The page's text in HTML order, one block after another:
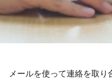
メールを使って連絡を取り